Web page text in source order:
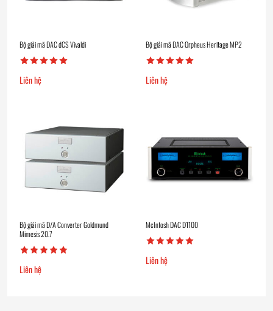
Bộ giải mã DAC dCS Vivaldi
Liên hệ
Bộ giải mã DAC Orpheus Heritage MP2
Liên hệ
Bộ giải mã D/A Converter Goldmund
Mimesis 20.7
Liên hệ
McIntosh DAC D1100
Liên hệ